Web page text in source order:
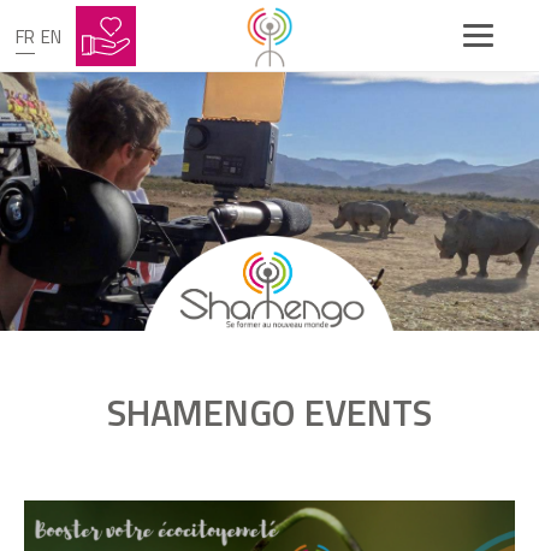
FR EN
SHAMENGO EVENTS
videoIfvcf9ErDbE
Une dalle de chaux liège pour vos vieilles
bâtisses
Accompagnement COS CREPSE
Codis Investigation: De l'éthique sur